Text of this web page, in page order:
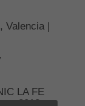
Valencia |
LA FE
2018 -